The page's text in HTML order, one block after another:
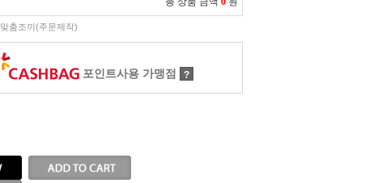
맞춤조끼(주문제작)
포인트사용 가맹점 ?